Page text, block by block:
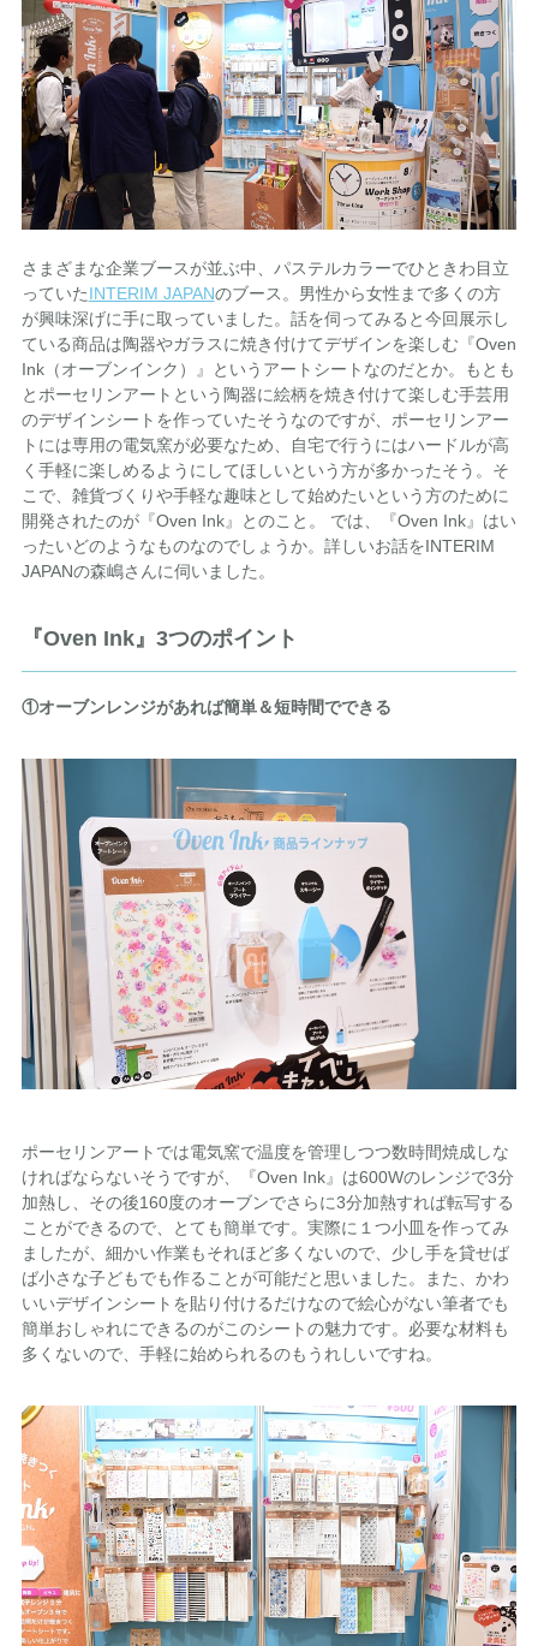
さまざまな企業ブースが並ぶ中、パステルカラーでひときわ目立
っていたINTERIM JAPANのブース。男性から女性まで多くの方
が興味深げに手に取っていました。話を伺ってみると今回展示し
ている商品は陶器やガラスに焼き付けてデザインを楽しむ『Oven
Ink（オーブンインク）』というアートシートなのだとか。もとも
とポーセリンアートという陶器に絵柄を焼き付けて楽しむ手芸用
のデザインシートを作っていたそうなのですが、ポーセリンアー
トには専用の電気窯が必要なため、自宅で行うにはハードルが高
く手軽に楽しめるようにしてほしいという方が多かったそう。そ
こで、雑貨づくりや手軽な趣味として始めたいという方のために
開発されたのが『Oven Ink』とのこと。 では、『Oven Ink』はい
ったいどのようなものなのでしょうか。詳しいお話をINTERIM
JAPANの森嶋さんに伺いました。
『Oven Ink』3つのポイント
①オーブンレンジがあれば簡単＆短時間でできる
ポーセリンアートでは電気窯で温度を管理しつつ数時間焼成しな
ければならないそうですが、『Oven Ink』は600Wのレンジで3分
加熱し、その後160度のオーブンでさらに3分加熱すれば転写する
ことができるので、とても簡単です。実際に１つ小皿を作ってみ
ましたが、細かい作業もそれほど多くないので、少し手を貸せば
ば小さな子どもでも作ることが可能だと思いました。また、かわ
いいデザインシートを貼り付けるだけなので絵心がない筆者でも
簡単おしゃれにできるのがこのシートの魅力です。必要な材料も
多くないので、手軽に始められるのもうれしいですね。